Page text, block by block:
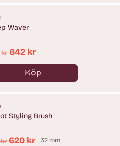
Waver
kr 642 kr
Köp
Styling Brush
kr 620 kr 32 mm